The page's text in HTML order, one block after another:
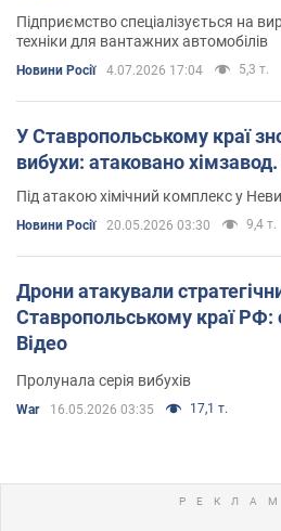
Підприємство спеціалізується на
техніки для вантажних автомобілів
Новини Росії 4.07.2026 17:04 5,3 т.
У Ставропольському краї
вибухи: атаковано
Під атакою хімічний комплекс у
Новини Росії 20.05.2026 03:30 9,4 т.
Дрони атакували
Ставропольському краї
Відео
Пролунала серія вибухів
War 16.05.2026 03:35 17,1 т.